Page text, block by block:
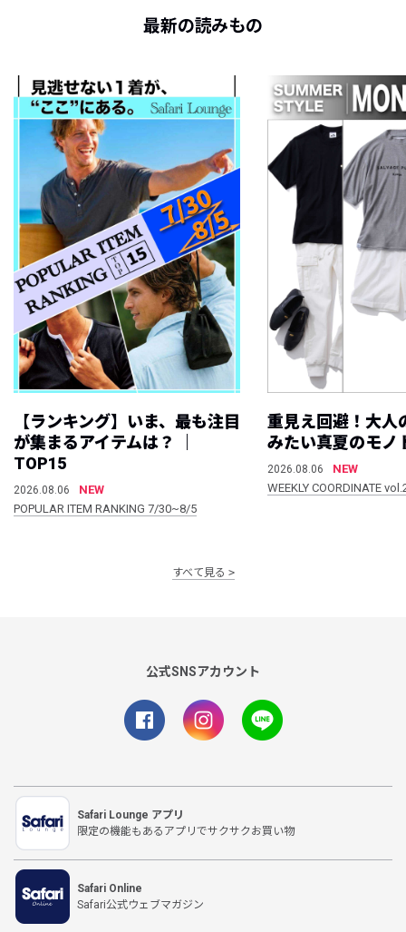
最新の読みもの
【ランキング】いま、最も注目
が集まるアイテムは？ ｜
TOP15
2026.08.06
NEW
POPULAR ITEM RANKING 7/30~8/5
重見え回避！大人
みたい真夏のモノ
2026.08.06
NEW
WEEKLY COORDINATE
すべて見る
公式SNSアカウント
Safari Lounge アプリ
限定の機能もあるアプリでサクサクお買い物
Safari Online
Safari公式ウェブマガジン